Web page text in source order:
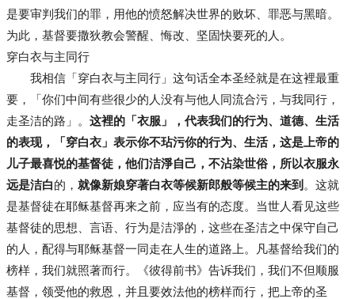
是要审判我们的罪，用他的愤怒解决世界的败坏、罪恶与黑暗。
为此，基督要撒狄教会警醒、悔改、坚固快要死的人。
穿白衣与主同行
我相信「穿白衣与主同行」这句话全本圣经就是在这裡最重
要，「你们中间有些很少的人没有与他人同流合污，与我同行，
走圣洁的路」。 这裡的「衣服」，代表我们的行为、道德、生活
的表现，「穿白衣」表示你不玷污你的行为、生活，这是上帝的
儿子最喜悦的基督徒，他们洁淨自己，不沾染世俗，所以衣服永
远是洁白的， 就像新娘穿著白衣等候新郎般等候主的来到 。这就
是基督徒在耶稣基督再来之前，应当有的态度。当世人看见这些
基督徒的思想、言语、行为是洁淨的，这些在圣洁之中保守自己
的人，配得与耶稣基督一同走在人生的道路上。凡基督给我们的
榜样，我们就照著而行。《彼得前书》告诉我们，我们不但顺服
基督，领受他的救恩，并且要效法他的榜样而行，把上帝的圣